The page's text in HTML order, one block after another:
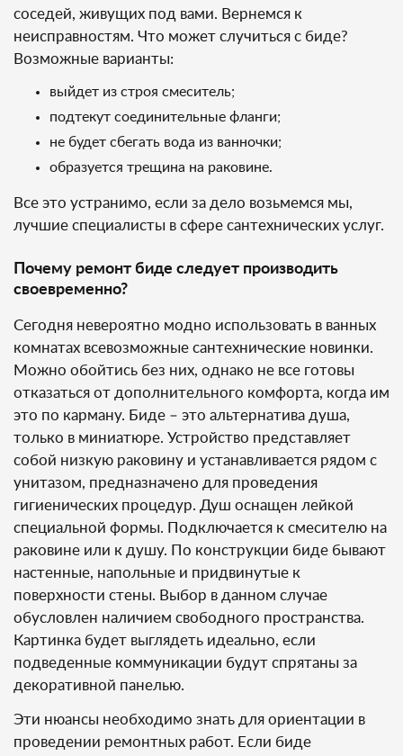
соседей, живущих под вами. Вернемся к
неисправностям. Что может случиться с биде?
Возможные варианты:
выйдет из строя смеситель;
подтекут соединительные фланги;
не будет сбегать вода из ванночки;
образуется трещина на раковине.
Все это устранимо, если за дело возьмемся мы,
лучшие специалисты в сфере сантехнических услуг.
Почему ремонт биде следует производить
своевременно?
Сегодня невероятно модно использовать в ванных
комнатах всевозможные сантехнические новинки.
Можно обойтись без них, однако не все готовы
отказаться от дополнительного комфорта, когда им
это по карману. Биде – это альтернатива душа,
только в миниатюре. Устройство представляет
собой низкую раковину и устанавливается рядом с
унитазом, предназначено для проведения
гигиенических процедур. Душ оснащен лейкой
специальной формы. Подключается к смесителю на
раковине или к душу. По конструкции биде бывают
настенные, напольные и придвинутые к
поверхности стены. Выбор в данном случае
обусловлен наличием свободного пространства.
Картинка будет выглядеть идеально, если
подведенные коммуникации будут спрятаны за
декоративной панелью.
Эти нюансы необходимо знать для ориентации в
проведении ремонтных работ. Если биде